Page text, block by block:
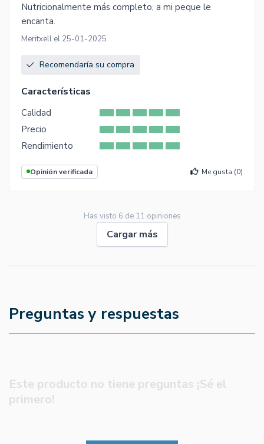
Nutricionalmente más completo, a mi peque le
encanta.
Meritxell el 25-01-2025
Recomendaría su compra
Características
Calidad
Precio
Rendimiento
Opinión verificada Me gusta (0)
Has visto 6 de 11 opiniones
Cargar más
Preguntas y respuestas
Este producto no tiene preguntas ¡Sé el
primero!